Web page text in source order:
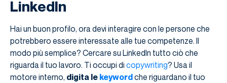
LinkedIn
Hai un buon profilo, ora devi interagire con le persone che
potrebbero essere interessate alle tue competenze. Il
modo più semplice? Cercare su LinkedIn tutto ciò che
riguarda il tuo lavoro. Ti occupi di copywriting? Usa il
motore interno, digita le keywordche riguardano il tuo